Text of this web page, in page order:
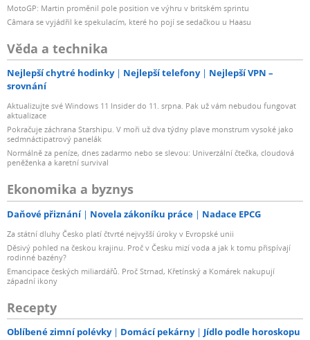
MotoGP: Martin proměnil pole position ve výhru v britském sprintu
Câmara se vyjádřil ke spekulacím, které ho pojí se sedačkou u Haasu
Věda a technika
Nejlepší chytré hodinky Nejlepší telefony
Nejlepší VPN –
srovnání
Aktualizujte své Windows 11 Insider do 11. srpna. Pak už vám nebudou fungovat
aktualizace
Pokračuje záchrana Starshipu. V moři už dva týdny plave monstrum vysoké jako
sedmnáctipatrový panelák
Normálně za peníze, dnes zadarmo nebo se slevou: Univerzální čtečka, cloudová
peněženka a karetní survival
Ekonomika a byznys
Daňové přiznání Novela zákoníku práce Nadace EPCG
Za státní dluhy Česko platí čtvrté nejvyšší úroky v Evropské unii
Děsivý pohled na českou krajinu. Proč v Česku mizí voda a jak k tomu přispívají
rodinné bazény?
Emancipace českých miliardářů. Proč Strnad, Křetínský a Komárek nakupují
západní ikony
Recepty
Oblíbené zimní polévky Domácí pekárny Jídlo podle horoskopu